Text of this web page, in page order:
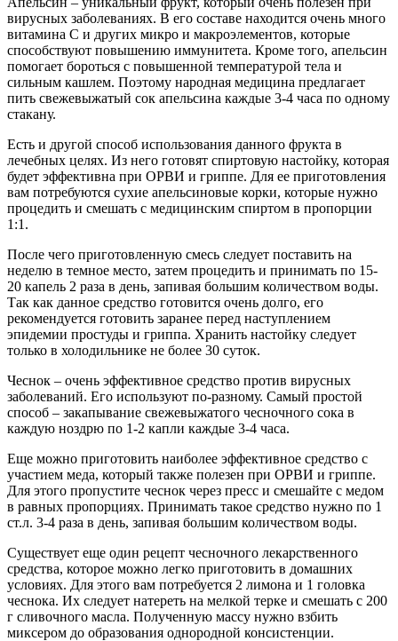
вирусных заболеваниях. В его составе находится очень много
витамина С и других микро и макроэлементов, которые
способствуют повышению иммунитета. Кроме того, апельсин
помогает бороться с повышенной температурой тела и
сильным кашлем. Поэтому народная медицина предлагает
пить свежевыжатый сок апельсина каждые 3-4 часа по одному
стакану.
Есть и другой способ использования данного фрукта в
лечебных целях. Из него готовят спиртовую настойку, которая
будет эффективна при ОРВИ и гриппе. Для ее приготовления
вам потребуются сухие апельсиновые корки, которые нужно
процедить и смешать с медицинским спиртом в пропорции
1:1.
После чего приготовленную смесь следует поставить на
неделю в темное место, затем процедить и принимать по 15-
20 капель 2 раза в день, запивая большим количеством воды.
Так как данное средство готовится очень долго, его
рекомендуется готовить заранее перед наступлением
эпидемии простуды и гриппа. Хранить настойку следует
только в холодильнике не более 30 суток.
Чеснок – очень эффективное средство против вирусных
заболеваний. Его используют по-разному. Самый простой
способ – закапывание свежевыжатого чесночного сока в
каждую ноздрю по 1-2 капли каждые 3-4 часа.
Еще можно приготовить наиболее эффективное средство с
участием меда, который также полезен при ОРВИ и гриппе.
Для этого пропустите чеснок через пресс и смешайте с медом
в равных пропорциях. Принимать такое средство нужно по 1
ст.л. 3-4 раза в день, запивая большим количеством воды.
Существует еще один рецепт чесночного лекарственного
средства, которое можно легко приготовить в домашних
условиях. Для этого вам потребуется 2 лимона и 1 головка
чеснока. Их следует натереть на мелкой терке и смешать с 200
г сливочного масла. Полученную массу нужно взбить
миксером до образования однородной консистенции.